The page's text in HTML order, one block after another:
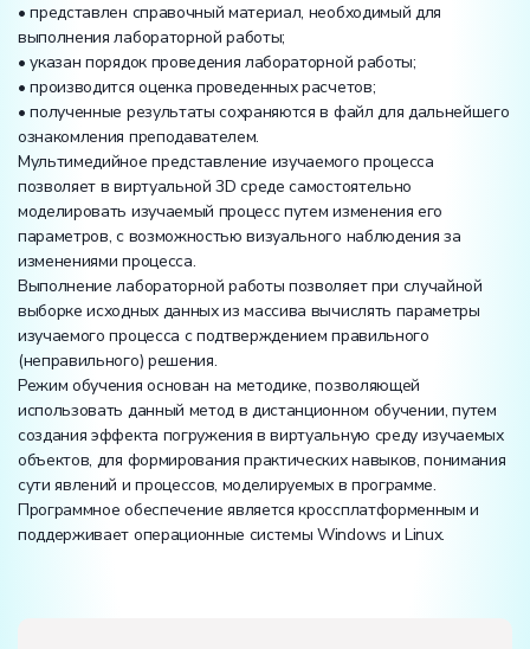
• представлен справочный материал, необходимый для
выполнения лабораторной работы;
• указан порядок проведения лабораторной работы;
• производится оценка проведенных расчетов;
• полученные результаты сохраняются в файл для дальнейшего
ознакомления преподавателем.
Мультимедийное представление изучаемого процесса
позволяет в виртуальной 3D среде самостоятельно
моделировать изучаемый процесс путем изменения его
параметров, с возможностью визуального наблюдения за
изменениями процесса.
Выполнение лабораторной работы позволяет при случайной
выборке исходных данных из массива вычислять параметры
изучаемого процесса с подтверждением правильного
(неправильного) решения.
Режим обучения основан на методике, позволяющей
использовать данный метод в дистанционном обучении, путем
создания эффекта погружения в виртуальную среду изучаемых
объектов, для формирования практических навыков, понимания
сути явлений и процессов, моделируемых в программе.
Программное обеспечение является кроссплатформенным и
поддерживает операционные системы Windows и Linux.